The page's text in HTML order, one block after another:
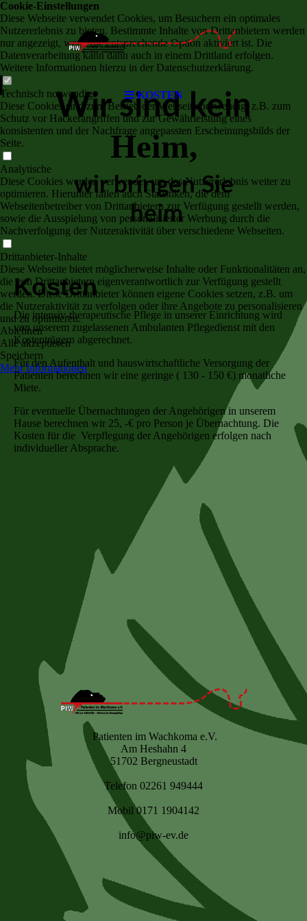
KOSTEN
Wir sind kein
Heim,
wir bringen Sie
heim
Kosten
Die intensiv-therapeutische Pflege in unserer Einrichtung wird
von unserem zugelassenen Ambulanten Pflegedienst mit den
Kostenträgern abgerechnet.
Für den Aufenthalt und hauswirtschaftliche Versorgung der
Patienten berechnen wir eine geringe ( 130 - 150 €) monatliche
Miete.
Für eventuelle Übernachtungen der Angehörigen in unserem
Hause berechnen wir 25, -€ pro Person je Übernachtung. Die
Kosten für die Verpflegung der Angehörigen erfolgen nach
individueller Absprache.
Patienten im Wachkoma e.V.
Am Heshahn 4
51702 Bergneustadt
Telefon 02261 949444
Mobil 0171 1904142
info@piw-ev.de
Cookie-Einstellungen
Diese Webseite verwendet Cookies, um Besuchern ein optimales
Nutzererlebnis zu bieten. Bestimmte Inhalte von Drittanbietern werden
nur angezeigt, wenn die entsprechende Option aktiviert ist. Die
Datenverarbeitung kann dann auch in einem Drittland erfolgen.
Weitere Informationen hierzu in der Datenschutzerklärung.
Technisch notwendige
Diese Cookies sind zum Betrieb der Webseite notwendig, z.B. zum
Schutz vor Hackerangriffen und zur Gewährleistung eines
konsistenten und der Nachfrage angepassten Erscheinungsbilds der
Seite.
Analytische
Diese Cookies werden verwendet, um das Nutzererlebnis weiter zu
optimieren. Hierunter fallen auch Statistiken, die dem
Webseitenbetreiber von Drittanbietern zur Verfügung gestellt werden,
sowie die Ausspielung von personalisierter Werbung durch die
Nachverfolgung der Nutzeraktivität über verschiedene Webseiten.
Drittanbieter-Inhalte
Diese Webseite bietet möglicherweise Inhalte oder Funktionalitäten an,
die von Drittanbietern eigenverantwortlich zur Verfügung gestellt
werden. Diese Drittanbieter können eigene Cookies setzen, z.B. um
die Nutzeraktivität zu verfolgen oder ihre Angebote zu personalisieren
und zu optimieren.
Ablehnen
Alle akzeptieren
Speichern
Mehr Informationen